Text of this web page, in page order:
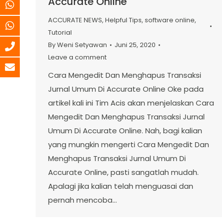
ACCURATE NEWS, Helpful Tips, software online,
Tutorial
ByWeni Setyawan
Juni 25, 2020
Leave a comment
Cara Mengedit Dan Menghapus Transaksi
Jurnal Umum Di Accurate Online Oke pada
artikel kali ini Tim Acis akan menjelaskan Cara
Mengedit Dan Menghapus Transaksi Jurnal
Umum Di Accurate Online. Nah, bagi kalian
yang mungkin mengerti Cara Mengedit Dan
Menghapus Transaksi Jurnal Umum Di
Accurate Online, pasti sangatlah mudah.
Apalagi jika kalian telah menguasai dan
pernah mencoba…